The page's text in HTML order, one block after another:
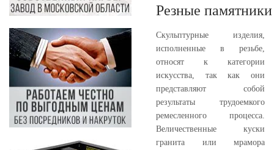
Резные памятники
Скульптурные изделия,
исполненные в резьбе,
относят к категории
искусства, так как они
представляют собой
результаты трудоемкого
ремесленного процесса.
Величественные куски
гранита или мрамора